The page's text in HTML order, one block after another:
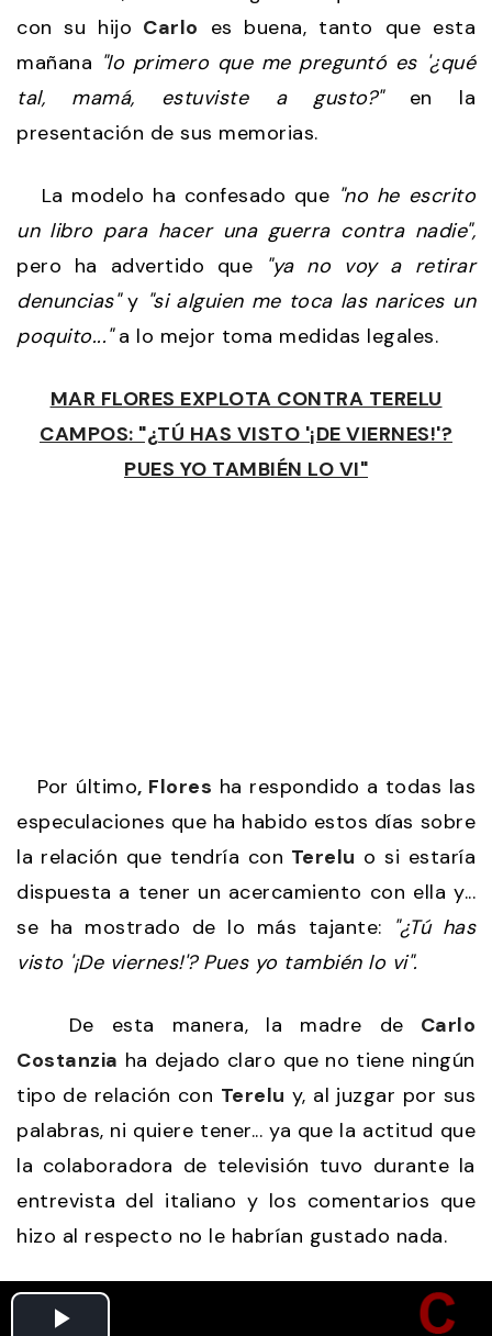
con su hijo Carlo es buena, tanto que esta
mañana "lo primero que me preguntó es '¿qué
tal, mamá, estuviste a gusto?"en la
presentación de sus memorias.
La modelo ha confesado que "no he escrito
un libro para hacer una guerra contra nadie",
pero ha advertido que "ya no voy a retirar
denuncias"y "si alguien me toca las narices un
poquito..."a lo mejor toma medidas legales.
MAR FLORES EXPLOTA CONTRA TERELU
CAMPOS: "¿TÚ HAS VISTO '¡DE VIERNES!'?
PUES YO TAMBIÉN LO VI"
Por último, Flores ha respondido a todas las
especulaciones que ha habido estos días sobre
la relación que tendría con Terelu o si estaría
dispuesta a tener un acercamiento con ella y...
se ha mostrado de lo más tajante: "¿Tú has
visto '¡De viernes!'? Pues yo también lo vi".
De esta manera, la madre de Carlo
Costanzia ha dejado claro que no tiene ningún
tipo de relación con Terelu y, al juzgar por sus
palabras, ni quiere tener... ya que la actitud que
la colaboradora de televisión tuvo durante la
entrevista del italiano y los comentarios que
hizo al respecto no le habrían gustado nada.